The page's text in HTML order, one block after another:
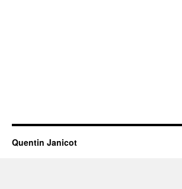
Quentin Janicot